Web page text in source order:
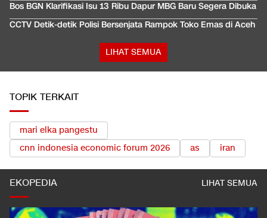
Bos BGN Klarifikasi Isu 13 Ribu Dapur MBG Baru Segera Dibuka
CCTV Detik-detik Polisi Bersenjata Rampok Toko Emas di Aceh
LIHAT SEMUA
TOPIK TERKAIT
mari elka pangestu
cnn indonesia economic forum 2026
as iran
EKOPEDIA LIHAT SEMUA